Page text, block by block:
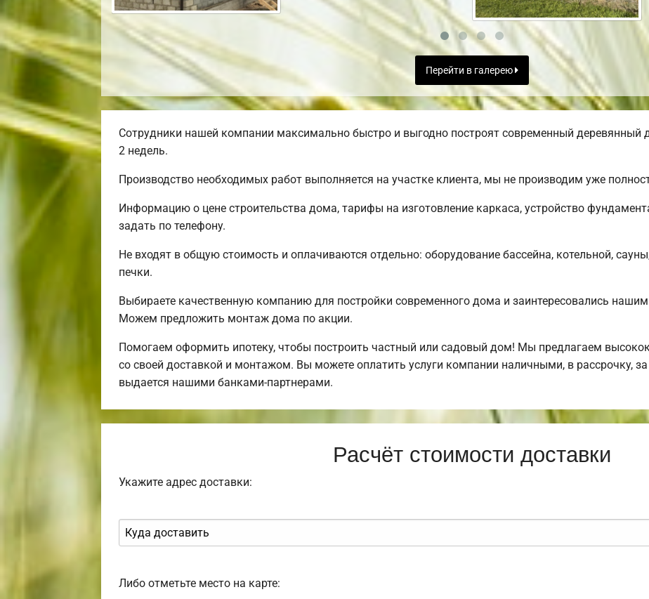
Перейти в галерею
Сотрудники нашей компании максимально быстро и выгодно построят современный деревянный
2 недель.
Производство необходимых работ выполняется на участке клиента, мы не производим уже
Информацию о цене строительства дома, тарифы на изготовление каркаса, устройство
задать по телефону.
Не входят в общую стоимость и оплачиваются отдельно: оборудование бассейна, котельной,
печки.
Выбираете качественную компанию для постройки современного дома и заинтересовались
Можем предложить монтаж дома по акции.
Помогаем оформить ипотеку, чтобы построить частный или садовый дом! Мы предлагаем
со своей доставкой и монтажом. Вы можете оплатить услуги компании наличными, в рассрочку,
выдается нашими банками-партнерами.
Расчёт стоимости доставки
Укажите адрес доставки:
Либо отметьте место на карте: